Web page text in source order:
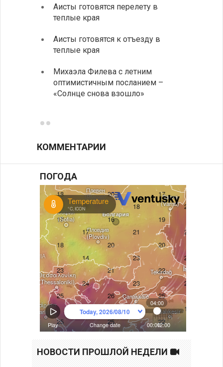
Аисты готовятся перелету в
теплые края
Аисты готовятся к отъезду в
теплые края
Михаэла Филева с летним
оптимистичным посланием –
«Солнце снова взошло»
КОММЕНТАРИИ
ПОГОДА
НОВОСТИ ПРОШЛОЙ НЕДЕЛИ